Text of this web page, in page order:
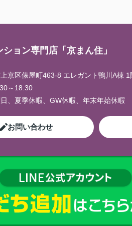
ョン専門店「京まん住」
京区俵屋町463-8 エレガント鴨川A棟 1
～18:30
、夏季休暇、GW休暇、年末年始休暇
お問い合わせ